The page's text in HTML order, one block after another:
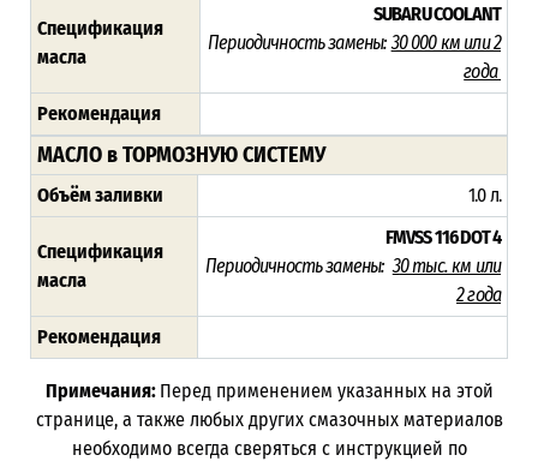
Спецификация
масла
SUBARU COOLANT
Периодичность замены:30 000 км или 2
года
Рекомендация
МАСЛО в ТОРМОЗНУЮ СИСТЕМУ
Объём заливки 1.0 л.
Спецификация
масла
FMVSS 116 DOT 4
Периодичность замены:30 тыс. км или
2 года
Рекомендация
Примечания: Перед применением указанных на этой
странице, а также любых других смазочных материалов
необходимо всегда сверяться с инструкцией по